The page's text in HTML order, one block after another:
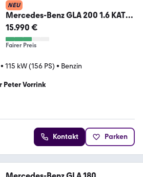
NEU
Mercedes-Benz GLA 200 1.6 KAT
GLA 200 AHK Carplay/Navi
15.990 €
Fairer Preis
• 115 kW (156 PS) • Benzin
Peter Vorrink
Kontakt Parken